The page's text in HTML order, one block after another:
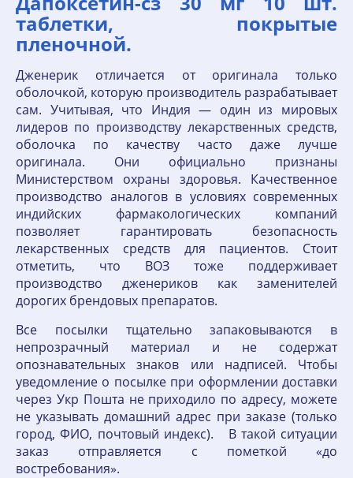
таблетки, покрытые
пленочной.
Дженерик отличается от оригинала только
оболочкой, которую производитель разрабатывает
сам. Учитывая, что Индия — один из мировых
лидеров по производству лекарственных средств,
оболочка по качеству часто даже лучше
оригинала. Они официально признаны
Министерством охраны здоровья. Качественное
производство аналогов в условиях современных
индийских фармакологических компаний
позволяет гарантировать безопасность
лекарственных средств для пациентов. Стоит
отметить, что ВОЗ тоже поддерживает
производство дженериков как заменителей
дорогих брендовых препаратов.
Все посылки тщательно запаковываются в
непрозрачный материал и не содержат
опознавательных знаков или надписей. Чтобы
уведомление о посылке при оформлении доставки
через Укр Пошта не приходило по адресу, можете
не указывать домашний адрес при заказе (только
город, ФИО, почтовый индекс). В такой ситуации
заказ отправляется с пометкой «до
востребования».